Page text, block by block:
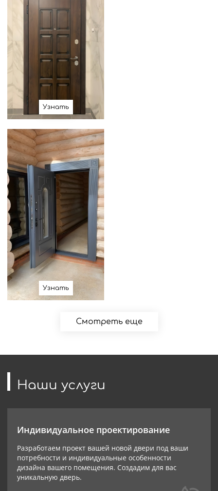
Узнать
Узнать
Смотреть еще
Наши услуги
Индивидуальное проектирование
Разработаем проект вашей новой двери под ваши
потребности и индивидуальные особенности
дизайна вашего помещения. Создадим для вас
уникальную дверь.